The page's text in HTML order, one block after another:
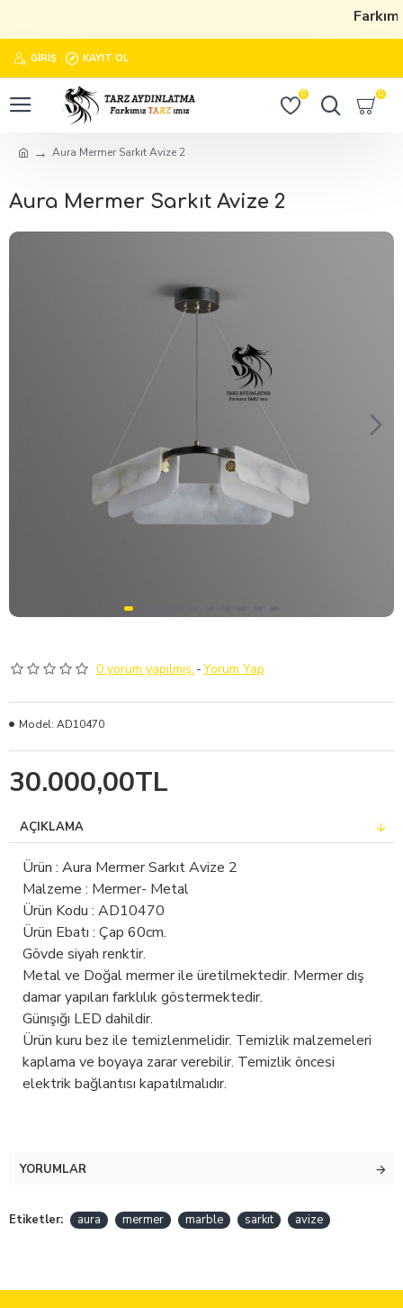
GIRIŞ KAYIT OL
0 0
Aura Mermer Sarkıt Avize 2
Aura Mermer Sarkıt Avize 2
0 yorum yapılmış. -Yorum Yap
30.000,00TL
Model: AD10470
AÇIKLAMA
Ürün : Aura Mermer Sarkıt Avize 2
Malzeme : Mermer- Metal
Ürün Kodu : AD10470
Ürün Ebatı : Çap 60cm.
Gövde siyah renktir.
Metal ve Doğal mermer ile üretilmektedir. Mermer dış
damar yapıları farklılık göstermektedir.
Günışığı LED dahildir.
Ürün kuru bez ile temizlenmelidir. Temizlik malzemeleri
kaplama ve boyaya zarar verebilir. Temizlik öncesi
elektrik bağlantısı kapatılmalıdır.
YORUMLAR
Etiketler: aura mermer marble sarkıt avize